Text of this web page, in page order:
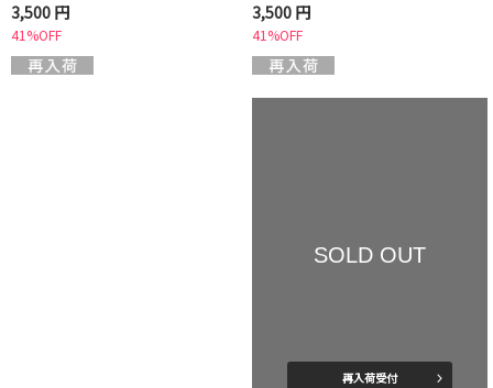
3,500 円
41%OFF
3,500 円
41%OFF
SOLD OUT
再入荷受付